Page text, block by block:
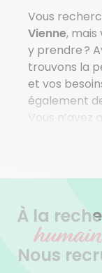
Voir plus
Vous
Vienne, mais
y prendre ?
trouvons la
et vos
également
Vous
propre et
expérience
une femme
soin de votre
vraiment en
À la
humain
Nous